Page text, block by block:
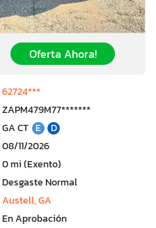
Oferta Ahora!
62724***
ZAPM479M77*******
GA CT E
D
08/11/2026
0 mi (Exento)
Desgaste Normal
Austell, GA
En Aprobación